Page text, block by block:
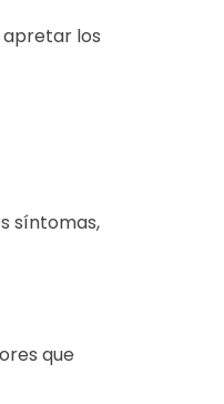
apretar los
síntomas,
que